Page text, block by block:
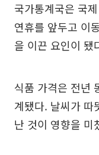
국가통계국은 국
연휴를 앞두고 이
을 이끈 요인이 됐
식품 가격은 전년
계됐다. 날씨가 따
난 것이 영향을 미